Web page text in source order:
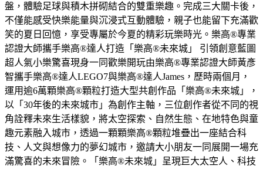
盤，體驗足球與積木拼砌結合的雙重樂趣。完成三大關卡後，
不僅能感受快樂能量與沉浸式互動體驗，親子也能留下充滿歡
笑的夏日回憶，享受專屬於今夏的精彩玩樂時光。樂高®專業
認證大師攜手樂高®達人打造「樂高®未來城」 引領創意藍圖
超人氣小樂驚喜現身一同歡樂開玩由樂高®專業認證大師黃彥
智攜手樂高®達人LEGO7與樂高®達人James，歷時兩個月，
運用逾6萬顆樂高®顆粒打造大型共創作品「樂高®未來城」，
以「30年後的未來城市」為創作主軸，三位創作者從不同的視
角詮釋未來生活樣貌，將太空探索、自然生態、在地特色與童
趣元素融入城市，透過一顆顆樂高®顆粒堆疊出一座結合科
技、人文與想像力的夢幻城市，邀請大小朋友一同展開一場充
滿驚喜的未來冒險。「樂高®未來城」呈現巨大太空人、科技